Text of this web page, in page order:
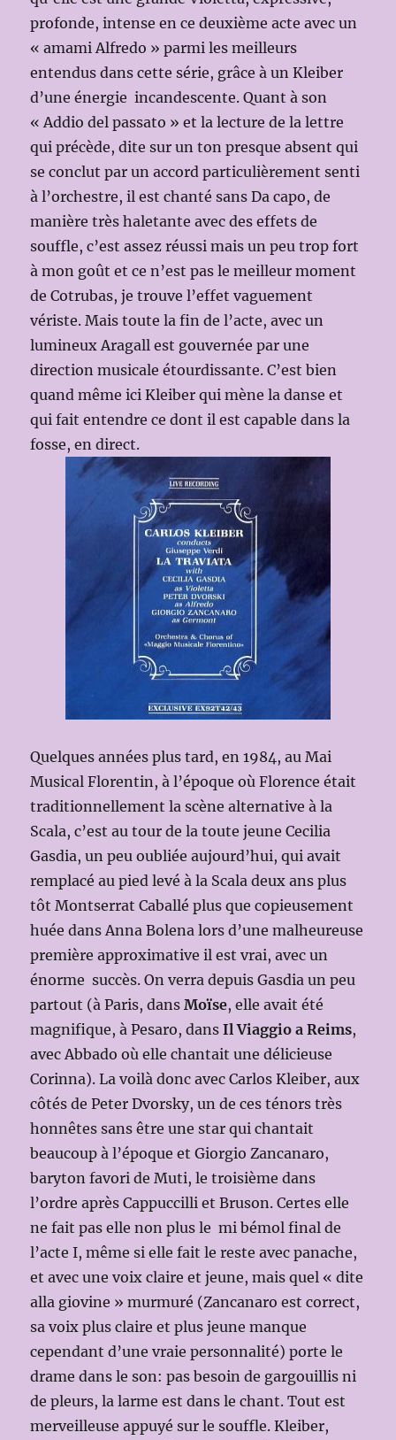
profonde, intense en ce deuxième acte avec un
« amami Alfredo » parmi les meilleurs
entendus dans cette série, grâce à un Kleiber
d’une énergie incandescente. Quant à son
« Addio del passato » et la lecture de la lettre
qui précède, dite sur un ton presque absent qui
se conclut par un accord particulièrement senti
à l’orchestre, il est chanté sans Da capo, de
manière très haletante avec des effets de
souffle, c’est assez réussi mais un peu trop fort
à mon goût et ce n’est pas le meilleur moment
de Cotrubas, je trouve l’effet vaguement
vériste. Mais toute la fin de l’acte, avec un
lumineux Aragall est gouvernée par une
direction musicale étourdissante. C’est bien
quand même ici Kleiber qui mène la danse et
qui fait entendre ce dont il est capable dans la
fosse, en direct.
Quelques années plus tard, en 1984, au Mai
Musical Florentin, à l’époque où Florence était
traditionnellement la scène alternative à la
Scala, c’est au tour de la toute jeune Cecilia
Gasdia, un peu oubliée aujourd’hui, qui avait
remplacé au pied levé à la Scala deux ans plus
tôt Montserrat Caballé plus que copieusement
huée dans Anna Bolena lors d’une malheureuse
première approximative il est vrai, avec un
énorme succès. On verra depuis Gasdia un peu
partout (à Paris, dansMoïse, elle avait été
magnifique, à Pesaro, dansIl Viaggio a Reims,
avec Abbado où elle chantait une délicieuse
Corinna). La voilà donc avec Carlos Kleiber, aux
côtés de Peter Dvorsky, un de ces ténors très
honnêtes sans être une star qui chantait
beaucoup à l’époque et Giorgio Zancanaro,
baryton favori de Muti, le troisième dans
l’ordre après Cappuccilli et Bruson. Certes elle
ne fait pas elle non plus le mi bémol final de
l’acte I, même si elle fait le reste avec panache,
et avec une voix claire et jeune, mais quel « dite
alla giovine » murmuré (Zancanaro est correct,
sa voix plus claire et plus jeune manque
cependant d’une vraie personnalité) porte le
drame dans le son: pas besoin de gargouillis ni
de pleurs, la larme est dans le chant. Tout est
merveilleuse appuyé sur le souffle. Kleiber,